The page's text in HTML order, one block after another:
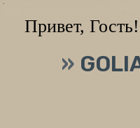
Привет, Гость!
»